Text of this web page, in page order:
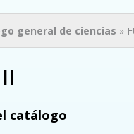
aquí
general de ciencias »
catálogo